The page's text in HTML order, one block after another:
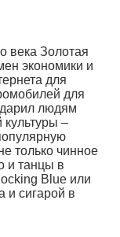
века Золотая
экономики и
для
для
людям
культуры –
только чинное
и танцы в
Blue или
и сигарой в